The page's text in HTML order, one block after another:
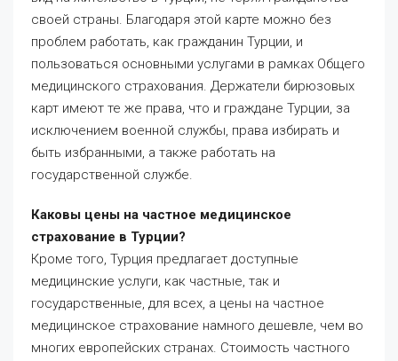
своей страны. Благодаря этой карте можно без
проблем работать, как гражданин Турции, и
пользоваться основными услугами в рамках Общего
медицинского страхования. Держатели бирюзовых
карт имеют те же права, что и граждане Турции, за
исключением военной службы, права избирать и
быть избранными, а также работать на
государственной службе.
Каковы цены на частное медицинское
страхование в Турции?
Кроме того, Турция предлагает доступные
медицинские услуги, как частные, так и
государственные, для всех, а цены на частное
медицинское страхование намного дешевле, чем во
многих европейских странах. Стоимость частного